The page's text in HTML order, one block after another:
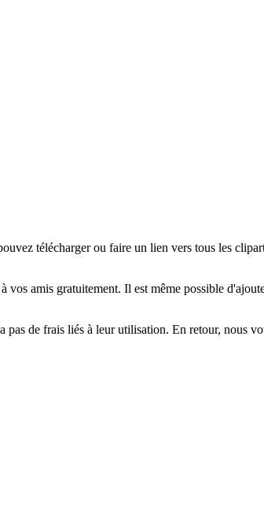
télécharger ou faire un lien vers tous les
amis gratuitement. Il est même possible
pas de frais liés à leur utilisation. En retour, nous